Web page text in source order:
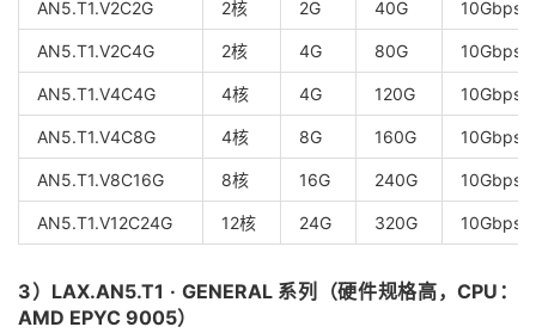
AN5.T1.V2C2G 2核 2G 40G 10Gbps/
AN5.T1.V2C4G 2核 4G 80G 10Gbps/
AN5.T1.V4C4G 4核 4G 120G 10Gbps/
AN5.T1.V4C8G 4核 8G 160G 10Gbps/
AN5.T1.V8C16G 8核 16G 240G 10Gbps/
AN5.T1.V12C24G 12核 24G 320G 10Gbps/
3）LAX.AN5.T1 · GENERAL 系列（硬件规格高，CPU：
AMD EPYC 9005）